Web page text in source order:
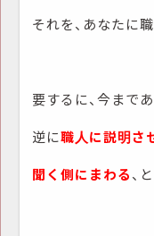
それを、あなたに
要するに、今まで
逆に職人に説明さ
聞く側にまわる、